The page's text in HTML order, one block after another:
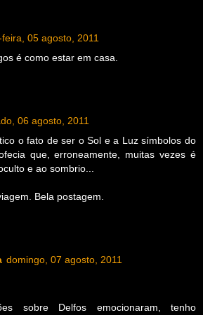
05 agosto, 2011
é como estar em casa.
06 agosto, 2011
o fato de ser o Sol e a Luz símbolos do
que, erroneamente, muitas vezes é
e ao sombrio...
Bela postagem.
domingo, 07 agosto, 2011
sobre Delfos emocionaram, tenho